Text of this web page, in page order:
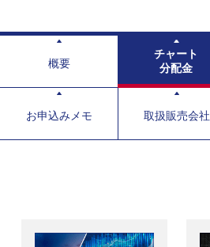
概要
チャート
分配金
お申込みメモ 取扱販売会社